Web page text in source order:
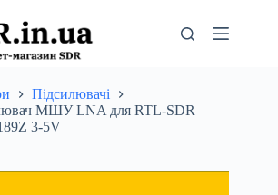
Підсилювачі
МШУ LNA для RTL-SDR
3-5V